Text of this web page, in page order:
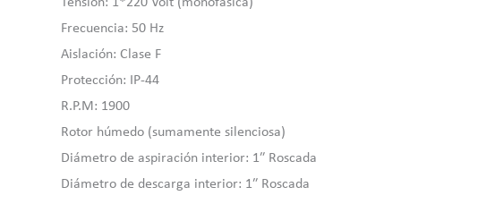
Frecuencia: 50 Hz
Aislación: Clase F
Protección: IP-44
R.P.M: 1900
Rotor húmedo (sumamente silenciosa)
Diámetro de aspiración interior: 1″ Roscada
Diámetro de descarga interior: 1″ Roscada